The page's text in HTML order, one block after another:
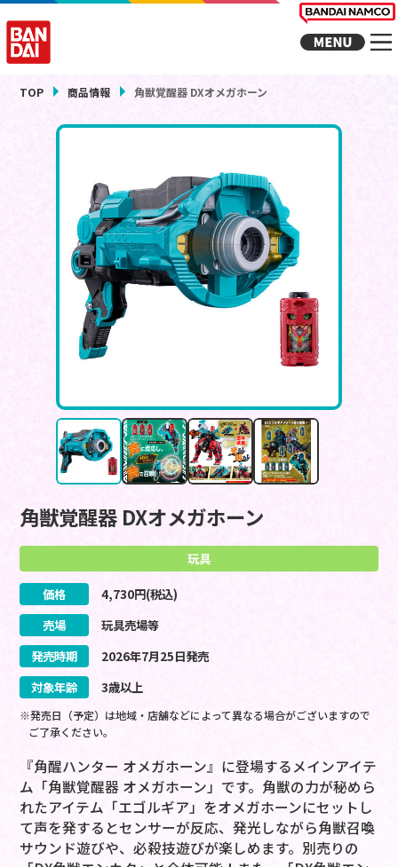
TOP 商品情報 角獣覚醒器 DXオメガホーン
角獣覚醒器 DXオメガホーン
玩具
価格 4,730円(税込)
売場
玩具売場等
発売時期
2026年7月25日発売
対象年齢
3歳以上
※発売日（予定）は地域・店舗などによって異なる場合がございますので
ご了承ください。
『角醒ハンター オメガホーン』に登場するメインアイテ
ム「角獣覚醒器 オメガホーン」です。角獣の力が秘めら
れたアイテム「エゴルギア」をオメガホーンにセットし
て声を発するとセンサーが反応、発光しながら角獣召喚
サウンド遊びや、必殺技遊びが楽しめます。別売りの